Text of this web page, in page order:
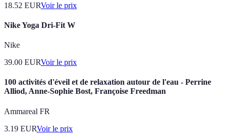
18.52 EURVoir le prix
Nike Yoga Dri-Fit W
Nike
39.00 EURVoir le prix
100 activités d'éveil et de relaxation autour de l'eau - Perrine
Alliod, Anne-Sophie Bost, Françoise Freedman
Ammareal FR
3.19 EURVoir le prix